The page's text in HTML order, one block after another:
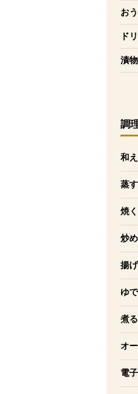
お
を
ド
を
漬
を開
調
和
蒸す
焼く
炒
揚
ゆ
煮る
オ
電